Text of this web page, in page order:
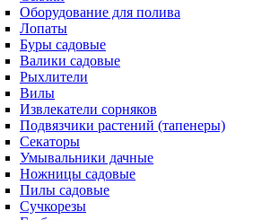
Оборудование для полива
Лопаты
Буры садовые
Валики садовые
Рыхлители
Вилы
Извлекатели сорняков
Подвязчики растений (тапенеры)
Секаторы
Умывальники дачные
Ножницы садовые
Пилы садовые
Сучкорезы